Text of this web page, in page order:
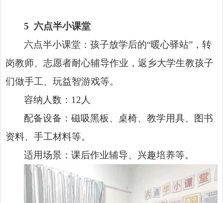
5 六点半小课堂
六点半小课堂：孩子放学后的“暖心驿站”，转
岗教师、志愿者耐心辅导作业，返乡大学生教孩子
们做手工、玩益智游戏等。
容纳人数：12人
配备设备：磁吸黑板、桌椅、教学用具、图书
资料、手工材料等。
适用场景：课后作业辅导、兴趣培养等。